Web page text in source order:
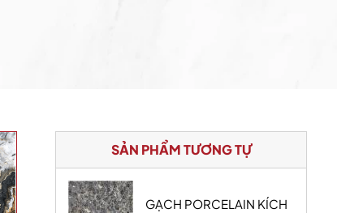
SẢN PHẨM TƯƠNG TỰ
GẠCH PORCELAIN KÍCH